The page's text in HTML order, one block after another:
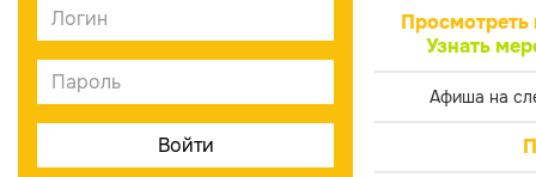
Просмотреть
Узнать
Афиша на